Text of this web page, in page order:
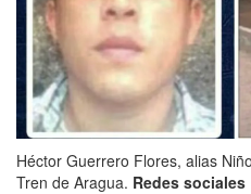
Héctor Guerrero Flores, alias
Tren de Aragua. Redes sociales